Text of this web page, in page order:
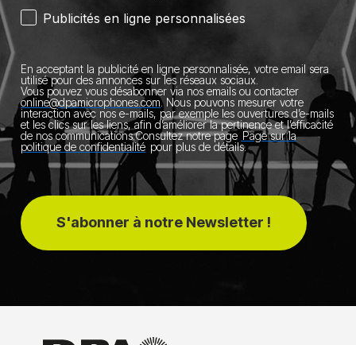
Publicités en ligne personnalisées
En acceptant la publicité en ligne personnalisée, votre email sera
utilisé pour des annonces sur les réseaux sociaux.
Vous pouvez vous désabonner via nos emails ou contacter
online@dpamicrophones.com. Nous pouvons mesurer votre
interaction avec nos e-mails, par exemple les ouvertures d’e-mails
et les clics sur les liens, afin d’améliorer la pertinence et l’efficacité
de nos communications.Consultez notre page Page sur la
politique de confidentialité pour plus de détails.
S'abonner à notre Newsletter !